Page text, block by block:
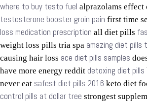
where to buy testo fuel alprazolams effect
testosterone booster groin pain first time
loss medication prescription all diet pills
weight loss pills tria spa amazing diet pills
causing hair loss ace diet pills samples
have more energy reddit detoxing diet pills
never eat safest diet pills 2016 keto diet
control pills at dollar tree strongest